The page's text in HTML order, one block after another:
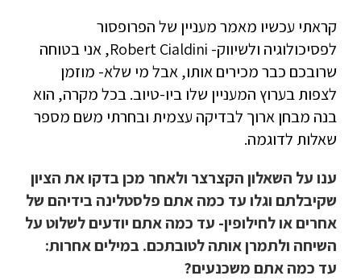
קראתי עכשיו מאמר מעניין של הפרופסור
לפסיכולוגיה ולשיווק- Robert Cialdini, אני בטוחה
שרובכם כבר מכירים אותו, אבל מי שלא- מוזמן
לצפות בערוץ המעניין שלו ביו-טיוב. בכל מקרה, הוא
בנה מבחן ארוך לבדיקה עצמית ובחרתי משם מספר
שאלות לדוגמה.
ענו על השאלון הקצרצר ולאחר מכן בדקו את הציון
שקיבלתם וגלו עד כמה אתם פלסטלינה בידיהם של
אחרים או לחילופין- עד כמה אתם יודעים לשלוט על
השיחה ולתמרן אותה לטובתכם. במילים אחרות:
עד כמה אתם משכנעים?